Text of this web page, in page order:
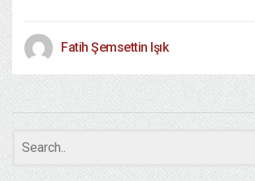
Fatih Şemsettin Işık